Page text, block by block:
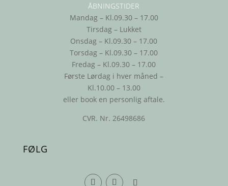
ÅBNINGSTIDER
Mandag – Kl.09.30 – 17.00
Tirsdag – Lukket
Onsdag – Kl.09.30 – 17.00
Torsdag – Kl.09.30 – 17.00
Fredag – Kl.09.30 – 17.00
Første Lørdag i hver måned –
Kl.10.00 – 13.00
eller book en personlig aftale.
CVR. Nr. 26498686
FØLG